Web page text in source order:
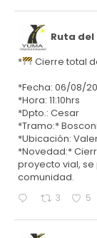
Ruta del
* Cierre total
*Fecha: 06/08/
*Hora: 11:10hrs
*Dpto.: Cesar
*Tramo:*
*Ubicación:
*Novedad:*
proyecto vial,
comunidad.
3 5